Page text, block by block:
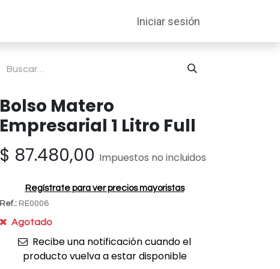
Iniciar sesión
Bolso Matero
Empresarial 1 Litro Full
$ 87.480,00 Impuestos no incluidos
Regístrate para ver precios mayoristas
Ref.: RE0006
Agotado
Recibe una notificación cuando el
producto vuelva a estar disponible